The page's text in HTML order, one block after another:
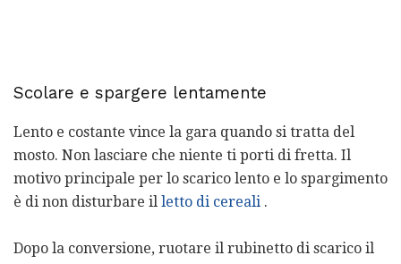
Scolare e spargere lentamente
Lento e costante vince la gara quando si tratta del
mosto. Non lasciare che niente ti porti di fretta. Il
motivo principale per lo scarico lento e lo spargimento
è di non disturbare il letto di cereali .
Dopo la conversione, ruotare il rubinetto di scarico il